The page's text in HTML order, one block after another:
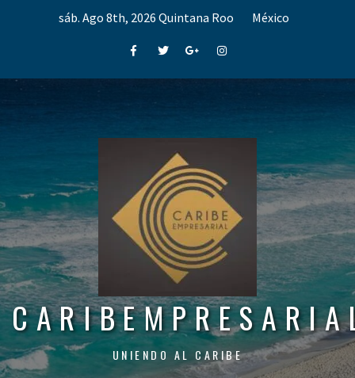
sáb. Ago 8th, 2026 Quintana Roo México
FacebookTwitterGoogle+Instagram
UNIENDO AL CARIBE